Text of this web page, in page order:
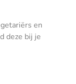
en
deze bij je